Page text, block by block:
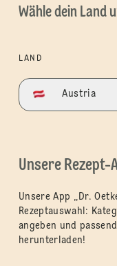
Wähle dein Land
LAND
Austria
Unsere Rezept-
Unsere App „Dr.
Rezeptauswahl:
angeben und
herunterladen!